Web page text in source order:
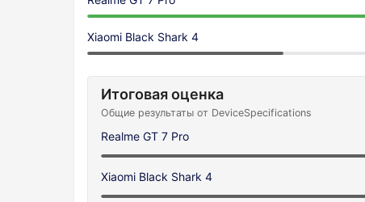
Xiaomi Black Shark 4
Итоговая оценка
Общие результаты от DeviceSpecifications
Realme GT 7 Pro
Xiaomi Black Shark 4